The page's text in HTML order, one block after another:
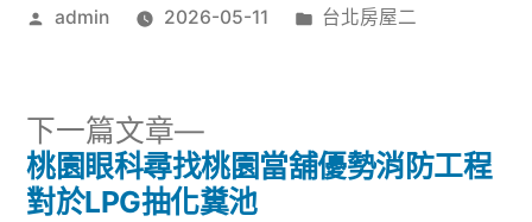
作
admin 2026-05-11
分
台北房屋二
文
下一篇文章
下
一
篇
桃園眼科尋找桃園當舖優勢消防工程
對於LPG抽化糞池